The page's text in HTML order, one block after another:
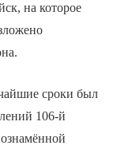
на которое
сроки был
106-й